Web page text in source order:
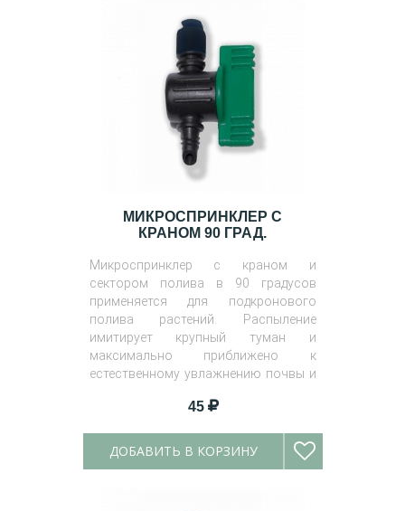
МИКРОСПРИНКЛЕР С
КРАНОМ 90 ГРАД.
Микроспринклер с краном и
сектором полива в 90 градусов
применяется для подкронового
полива растений. Распыление
имитирует крупный туман и
максимально приближено к
естественному увлажнению почвы и
45
ДОБАВИТЬ В КОРЗИНУ